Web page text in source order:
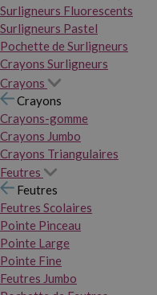
Surligneurs Fluorescents
Surligneurs Pastel
Pochette de Surligneurs
Crayons Surligneurs
Crayons
Crayons
Crayons-gomme
Crayons Jumbo
Crayons Triangulaires
Feutres
Feutres
Feutres Scolaires
Pointe Pinceau
Pointe Large
Pointe Fine
Feutres Jumbo